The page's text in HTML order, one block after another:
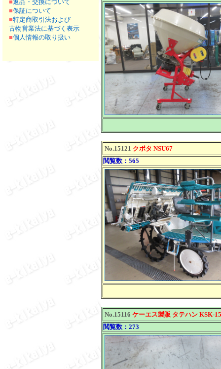
■返品・交換について
■保証について
■特定商取引法および
古物営業法に基づく表示
■個人情報の取り扱い
No.15121 クボタ NSU67
閲覧数：565
No.15116 ケーエス製販 タテハン KSK-15
閲覧数：273